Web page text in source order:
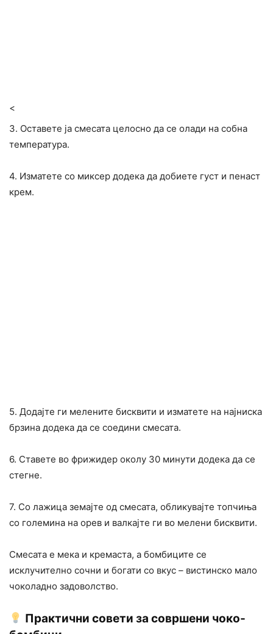
<
3. Оставете ја смесата целосно да се олади на собна
температура.
4. Изматете со миксер додека да добиете густ и пенаст
крем.
5. Додајте ги мелените бисквити и изматете на најниска
брзина додека да се соедини смесата.
6. Ставете во фрижидер околу 30 минути додека да се
стегне.
7. Со лажица земајте од смесата, обликувајте топчиња
со големина на орев и валкајте ги во мелени бисквити.
Смесата е мека и кремаста, а бомбиците се
исклучително сочни и богати со вкус – вистинско мало
чоколадно задоволство.
Практични совети за совршени чоко-